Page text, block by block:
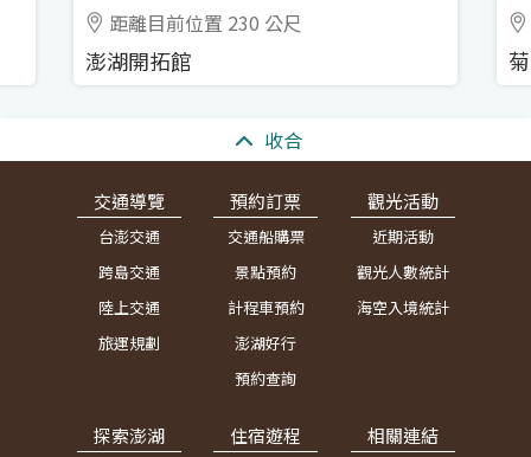
距離目前位置 230 公尺
澎湖開拓館
收合
交通導覽
台澎交通
跨島交通
陸上交通
旅運規劃
預約訂票
交通船購票
景點預約
計程車預約
澎湖好行
預約查詢
觀光活動
近期活動
觀光人數統計
海空入境統計
探索澎湖 住宿遊程 相關連結